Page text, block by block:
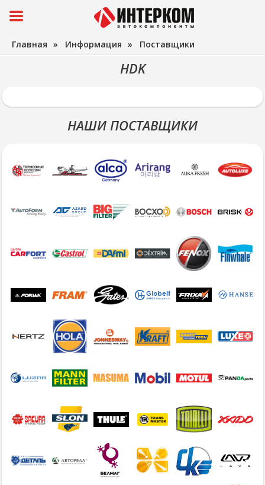
Главная » Информация » Поставщики
HDK
НАШИ ПОСТАВЩИКИ